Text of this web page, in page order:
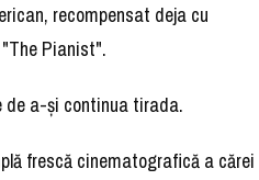
recompensat deja cu
Pianist".
de a-şi continua tirada.
frescă cinematografică a cărei